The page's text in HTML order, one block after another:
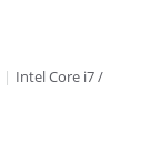
| Intel Core i7 /